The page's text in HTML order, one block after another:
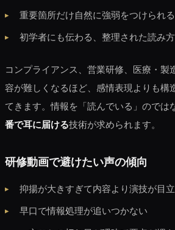
重要箇所だけ自然に強弱をつけられる
初学者にも伝わる、整理された読み
コンプライアンス、営業研修、医療・製
容が難しくなるほど、感情表現よりも構
てきます。情報を「読んでいる」のでは
番で耳に届ける技術が求められます。
研修動画で避けたい声の傾向
抑揚が大きすぎて内容より演技が目
早口で情報処理が追いつかない